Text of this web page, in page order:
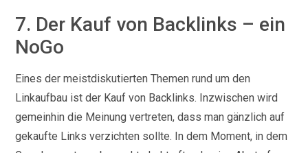
7. Der Kauf von Backlinks – ein
NoGo
Eines der meistdiskutierten Themen rund um den
Linkaufbau ist der Kauf von Backlinks. Inzwischen wird
gemeinhin die Meinung vertreten, dass man gänzlich auf
gekaufte Links verzichten sollte. In dem Moment, in dem